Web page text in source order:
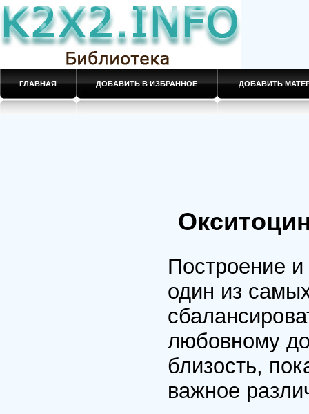
ГЛАВНАЯ ДОБАВИТЬ В ИЗБРАННОЕ ДОБАВИТЬ
Построение
один из
любовному
близость,
важное